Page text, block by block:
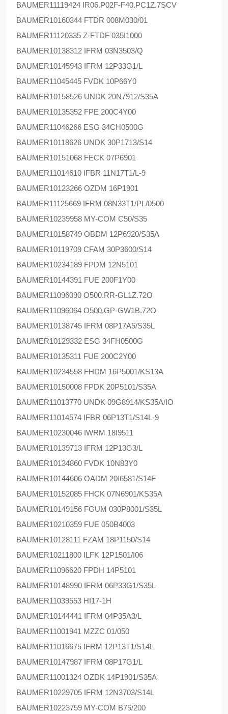
BAUMER11119424 IR06.P02F-F40.PC1Z.7SCV
BAUMER10160344 FTDR 008M030/01
BAUMER11120335 Z-FTDF 035I1000
BAUMER10138312 IFRM 03N3503/Q
BAUMER10145943 IFRM 12P33G1/L
BAUMER11045445 FVDK 10P66Y0
BAUMER10158526 UNDK 20N7912/S35A
BAUMER10135352 FPE 200C4Y00
BAUMER11046266 ESG 34CH0500G
BAUMER10118626 UNDK 30P1713/S14
BAUMER10151068 FECK 07P6901
BAUMER11014610 IFBR 11N17T1/L-9
BAUMER10123266 OZDM 16P1901
BAUMER11125669 IFRM 08N33T1/PL/0500
BAUMER10239958 MY-COM C50/S35
BAUMER10158749 OBDM 12P6920/S35A
BAUMER10119709 CFAM 30P3600/S14
BAUMER10234189 FPDM 12N5101
BAUMER10144391 FUE 200F1Y00
BAUMER11096090 O500.RR-GL1Z.72O
BAUMER11096064 O500.GP-GW1B.72O
BAUMER10138745 IFRM 08P17A5/S35L
BAUMER10129332 ESG 34FH0500G
BAUMER10135311 FUE 200C2Y00
BAUMER10234558 FHDM 16P5001/KS13A
BAUMER10150008 FPDK 20P5101/S35A
BAUMER11013770 UNDK 09G8914/KS35A/IO
BAUMER11014574 IFBR 06P13T1/S14L-9
BAUMER10230046 IWRM 18I9511
BAUMER10139713 IFRM 12P13G3/L
BAUMER10134860 FVDK 10N83Y0
BAUMER10144606 OADM 20I6581/S14F
BAUMER10152085 FHCK 07N6901/KS35A
BAUMER10149156 FGUM 030P8001/S35L
BAUMER10210359 FUE 050B4003
BAUMER10128111 FZAM 18P1150/S14
BAUMER10211800 ILFK 12P1501/I06
BAUMER11096620 FPDH 14P5101
BAUMER10148990 IFRM 06P33G1/S35L
BAUMER11039553 HI17-1H
BAUMER10144441 IFRM 04P35A3/L
BAUMER11001941 MZZC 01/050
BAUMER11016675 IFRM 12P13T1/S14L
BAUMER10147987 IFRM 08P17G1/L
BAUMER11001324 OZDK 14P1901/S35A
BAUMER10229705 IFRM 12N3703/S14L
BAUMER10223759 MY-COM B75/200